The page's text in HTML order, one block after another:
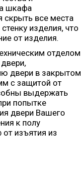
шкафа
скрыть все места
изделия, что
от изделия.
отделом
двери в закрытом
с защитой от
выдержать
попытке
двери Вашего
к полу
изъятия из